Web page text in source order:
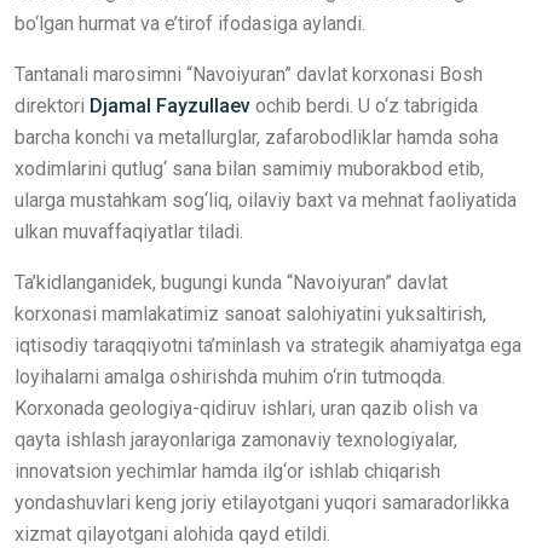
bo‘lgan hurmat va e’tirof ifodasiga aylandi.
Tantanali marosimni “Navoiyuran” davlat korxonasi Bosh
direktori Djamal Fayzullaev ochib berdi. U o‘z tabrigida
barcha konchi va metallurglar, zafarobodliklar hamda soha
xodimlarini qutlug‘ sana bilan samimiy muborakbod etib,
ularga mustahkam sog‘liq, oilaviy baxt va mehnat faoliyatida
ulkan muvaffaqiyatlar tiladi.
Ta’kidlanganidek, bugungi kunda “Navoiyuran” davlat
korxonasi mamlakatimiz sanoat salohiyatini yuksaltirish,
iqtisodiy taraqqiyotni ta’minlash va strategik ahamiyatga ega
loyihalarni amalga oshirishda muhim o‘rin tutmoqda.
Korxonada geologiya-qidiruv ishlari, uran qazib olish va
qayta ishlash jarayonlariga zamonaviy texnologiyalar,
innovatsion yechimlar hamda ilg‘or ishlab chiqarish
yondashuvlari keng joriy etilayotgani yuqori samaradorlikka
xizmat qilayotgani alohida qayd etildi.